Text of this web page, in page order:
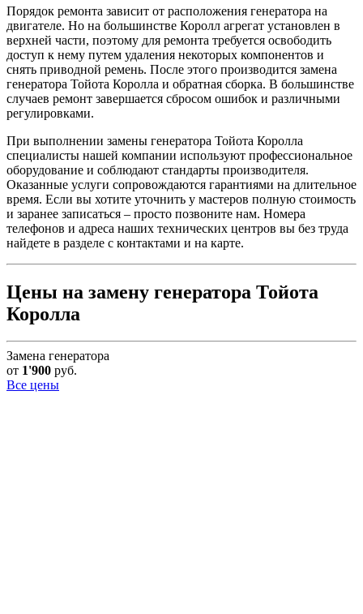
Порядок ремонта зависит от расположения генератора на
двигателе. Но на большинстве Королл агрегат установлен в
верхней части, поэтому для ремонта требуется освободить
доступ к нему путем удаления некоторых компонентов и
снять приводной ремень. После этого производится замена
генератора Тойота Королла и обратная сборка. В большинстве
случаев ремонт завершается сбросом ошибок и различными
регулировками.
При выполнении замены генератора Тойота Королла
специалисты нашей компании используют профессиональное
оборудование и соблюдают стандарты производителя.
Оказанные услуги сопровождаются гарантиями на длительное
время. Если вы хотите уточнить у мастеров полную стоимость
и заранее записаться – просто позвоните нам. Номера
телефонов и адреса наших технических центров вы без труда
найдете в разделе с контактами и на карте.
Цены на замену генератора Тойота
Королла
Замена генератора
от 1'900 руб.
Все цены